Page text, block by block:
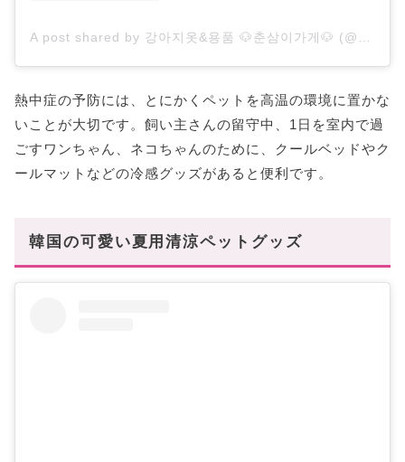
熱中症の予防には、とにかくペットを高温の環境に置かな
いことが大切です。飼い主さんの留守中、1日を室内で過
ごすワンちゃん、ネコちゃんのために、クールベッドやク
ールマットなどの冷感グッズがあると便利です。
韓国の可愛い夏用清涼ペットグッズ